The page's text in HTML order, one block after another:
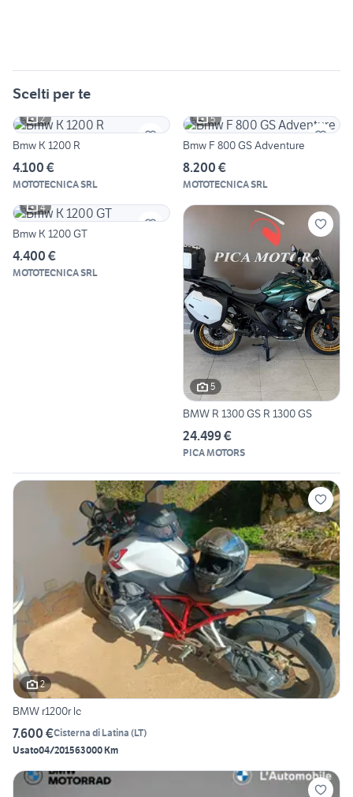
Scelti per te
2
Bmw K 1200 R
4.100 €
MOTOTECNICA SRL
5
Bmw F 800 GS Adventure
8.200 €
MOTOTECNICA SRL
4
Bmw K 1200 GT
4.400 €
MOTOTECNICA SRL
5
BMW R 1300 GS R 1300 GS
24.499 €
PICA MOTORS
2
BMW r1200r lc
7.600 €Cisterna di Latina (LT)
Usato04/201563000 Km